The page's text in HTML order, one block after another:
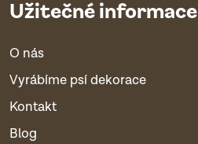
Užitečné informace
O nás
Vyrábíme psí dekorace
Kontakt
Blog